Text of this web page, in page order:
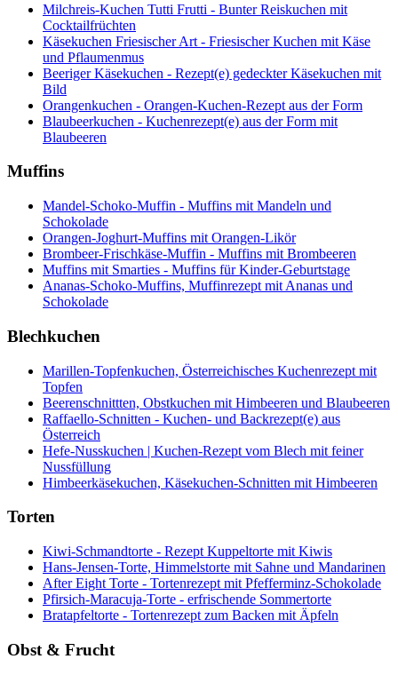
Milchreis-Kuchen Tutti Frutti - Bunter Reiskuchen mit
Cocktailfrüchten
Käsekuchen Friesischer Art - Friesischer Kuchen mit Käse
und Pflaumenmus
Beeriger Käsekuchen - Rezept(e) gedeckter Käsekuchen mit
Bild
Orangenkuchen - Orangen-Kuchen-Rezept aus der Form
Blaubeerkuchen - Kuchenrezept(e) aus der Form mit
Blaubeeren
Muffins
Mandel-Schoko-Muffin - Muffins mit Mandeln und
Schokolade
Orangen-Joghurt-Muffins mit Orangen-Likör
Brombeer-Frischkäse-Muffin - Muffins mit Brombeeren
Muffins mit Smarties - Muffins für Kinder-Geburtstage
Ananas-Schoko-Muffins, Muffinrezept mit Ananas und
Schokolade
Blechkuchen
Marillen-Topfenkuchen, Österreichisches Kuchenrezept mit
Topfen
Beerenschnittten, Obstkuchen mit Himbeeren und Blaubeeren
Raffaello-Schnitten - Kuchen- und Backrezept(e) aus
Österreich
Hefe-Nusskuchen | Kuchen-Rezept vom Blech mit feiner
Nussfüllung
Himbeerkäsekuchen, Käsekuchen-Schnitten mit Himbeeren
Torten
Kiwi-Schmandtorte - Rezept Kuppeltorte mit Kiwis
Hans-Jensen-Torte, Himmelstorte mit Sahne und Mandarinen
After Eight Torte - Tortenrezept mit Pfefferminz-Schokolade
Pfirsich-Maracuja-Torte - erfrischende Sommertorte
Bratapfeltorte - Tortenrezept zum Backen mit Äpfeln
Obst & Frucht